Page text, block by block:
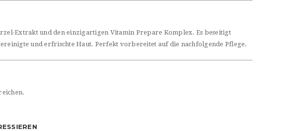
Extrakt und den einzigartigen Vitamin Prepare Komplex. Es beseitigt
und erfrischte Haut. Perfekt vorbereitet auf die nachfolgende Pflege.